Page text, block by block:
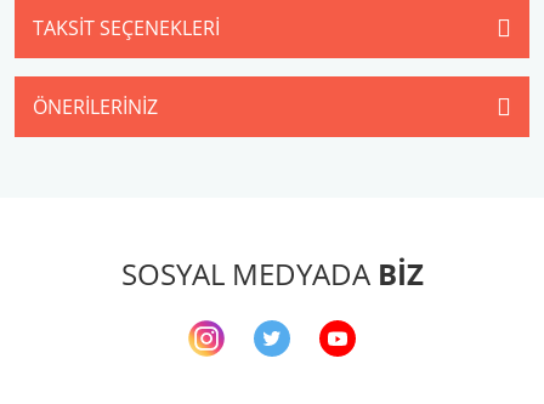
TAKSIT SEÇENEKLERI
ÖNERILERINIZ
SOSYAL MEDYADA BİZ